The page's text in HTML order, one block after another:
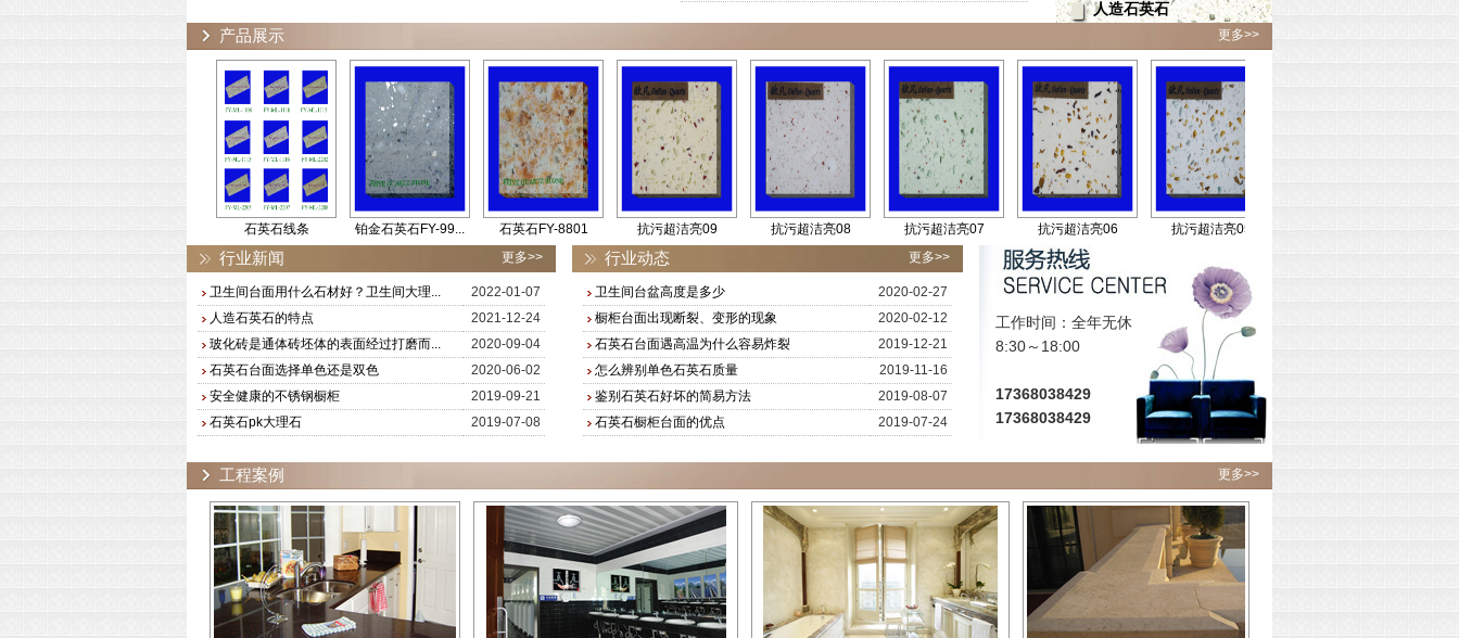
人造石英石
产品展示 更多>>
石英石线条 铂金石英石FY-99... 石英石FY-8801 抗污超洁亮09 抗污超洁亮08 抗污超洁亮07 抗污超洁亮06 抗污超洁亮05
行业新闻 更多>> 行业动态 更多>>
工作时间：全年无休
8:30～18:00
17368038429
17368038429
卫生间台面用什么石材好？卫生间大理...
2022-01-07
人造石英石的特点
2021-12-24
玻化砖是通体砖坯体的表面经过打磨而...
2020-09-04
石英石台面选择单色还是双色
2020-06-02
安全健康的不锈钢橱柜
2019-09-21
石英石pk大理石
2019-07-08
卫生间台盆高度是多少
2020-02-27
橱柜台面出现断裂、变形的现象
2020-02-12
石英石台面遇高温为什么容易炸裂
2019-12-21
怎么辨别单色石英石质量
2019-11-16
鉴别石英石好坏的简易方法
2019-08-07
石英石橱柜台面的优点
2019-07-24
工程案例 更多>>